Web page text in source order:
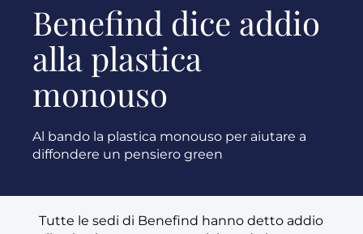
Benefind dice addio
alla plastica
monouso
Al bando la plastica monouso per aiutare a
diffondere un pensiero green
Tutte le sedi di Benefind hanno detto addio